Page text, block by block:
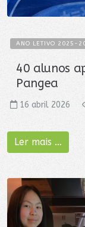
ANO LETIVO 2025-
40 alunos
Pangea
16 abril 2026
Ler mais …